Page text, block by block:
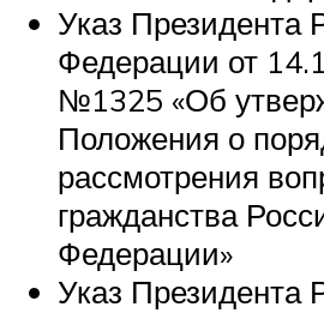
Указ Президента
Федерации от
№1325 «Об
Положения о
рассмотрения
гражданства
Федерации»
Указ Президента